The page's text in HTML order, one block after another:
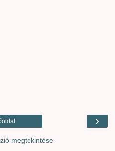
›
megtekintése